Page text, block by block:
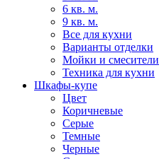
6 кв. м.
9 кв. м.
Все для кухни
Варианты отделки
Мойки и смесители
Техника для кухни
Шкафы-купе
Цвет
Коричневые
Серые
Темные
Черные